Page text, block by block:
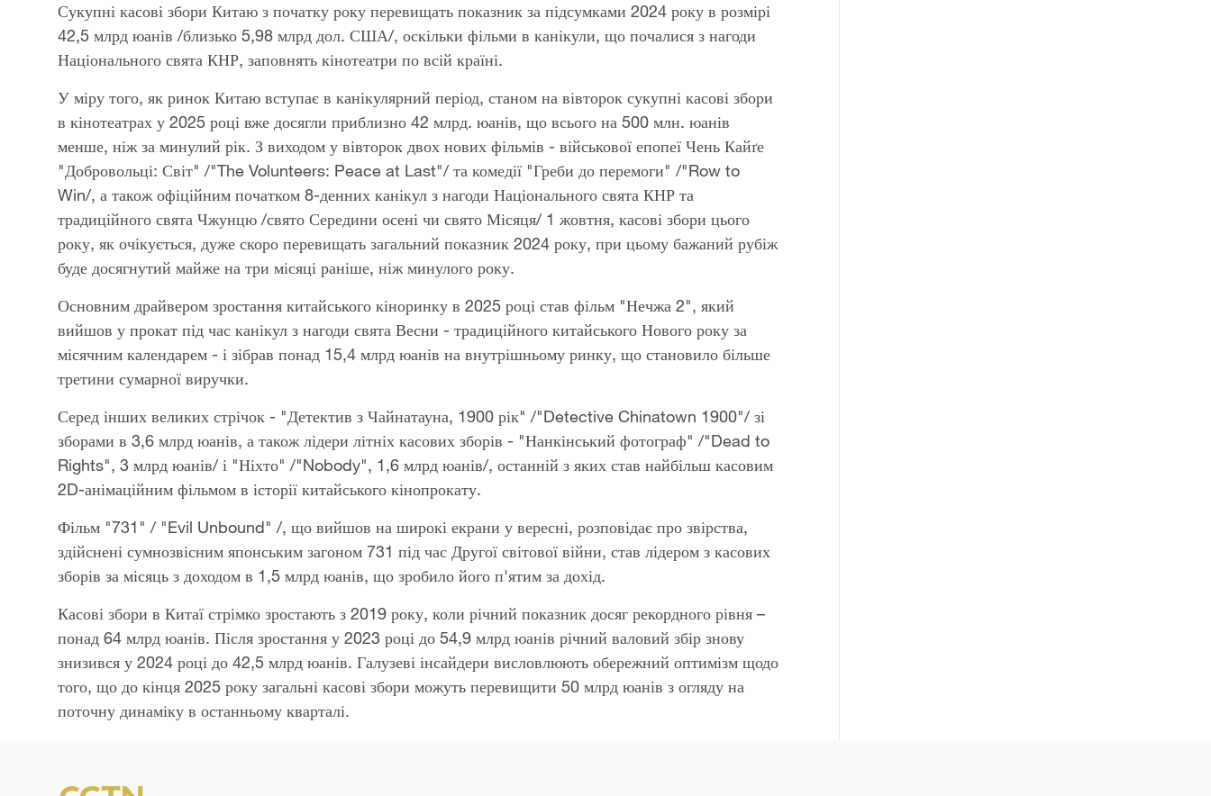
Сукупні касові збори Китаю з початку року перевищать показник за підсумками 2024 року в розмірі
42,5 млрд юанів /близько 5,98 млрд дол. США/, оскільки фільми в канікули, що почалися з нагоди
Національного свята КНР, заповнять кінотеатри по всій країні.
У міру того, як ринок Китаю вступає в канікулярний період, станом на вівторок сукупні касові збори
в кінотеатрах у 2025 році вже досягли приблизно 42 млрд. юанів, що всього на 500 млн. юанів
менше, ніж за минулий рік. З виходом у вівторок двох нових фільмів - військової епопеї Чень Кайґе
"Добровольці: Світ" /"The Volunteers: Peace at Last"/ та комедії "Греби до перемоги" /"Row to
Win/, а також офіційним початком 8-денних канікул з нагоди Національного свята КНР та
традиційного свята Чжунцю /свято Середини осені чи свято Місяця/ 1 жовтня, касові збори цього
року, як очікується, дуже скоро перевищать загальний показник 2024 року, при цьому бажаний рубіж
буде досягнутий майже на три місяці раніше, ніж минулого року.
Основним драйвером зростання китайського кіноринку в 2025 році став фільм "Нечжа 2", який
вийшов у прокат під час канікул з нагоди свята Весни - традиційного китайського Нового року за
місячним календарем - і зібрав понад 15,4 млрд юанів на внутрішньому ринку, що становило більше
третини сумарної виручки.
Серед інших великих стрічок - "Детектив з Чайнатауна, 1900 рік" /"Detective Chinatown 1900"/ зі
зборами в 3,6 млрд юанів, а також лідери літніх касових зборів - "Нанкінський фотограф" /"Dead to
Rights", 3 млрд юанів/ і "Ніхто" /"Nobody", 1,6 млрд юанів/, останній з яких став найбільш касовим
2D-анімаційним фільмом в історії китайського кінопрокату.
Фільм "731" / "Evil Unbound" /, що вийшов на широкі екрани у вересні, розповідає про звірства,
здійснені сумнозвісним японським загоном 731 під час Другої світової війни, став лідером з касових
зборів за місяць з доходом в 1,5 млрд юанів, що зробило його п'ятим за дохід.
Касові збори в Китаї стрімко зростають з 2019 року, коли річний показник досяг рекордного рівня –
понад 64 млрд юанів. Після зростання у 2023 році до 54,9 млрд юанів річний валовий збір знову
знизився у 2024 році до 42,5 млрд юанів. Галузеві інсайдери висловлюють обережний оптимізм щодо
того, що до кінця 2025 року загальні касові збори можуть перевищити 50 млрд юанів з огляду на
поточну динаміку в останньому кварталі.